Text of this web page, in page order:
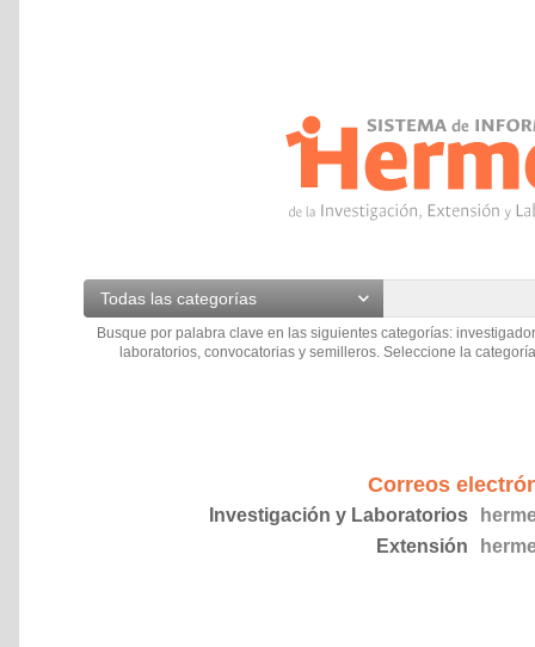
Todas las categorías
Busque por palabra clave en las siguientes categorías:
laboratorios, convocatorias y semilleros. Seleccione la
Correos
Investigación y Laboratorios
Extensión